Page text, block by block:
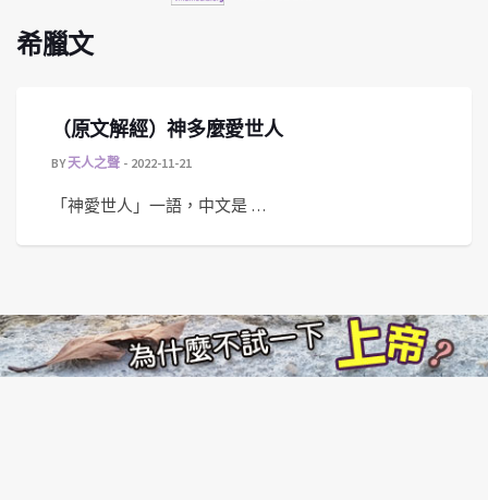
希臘文
（原文解經）神多麼愛世人
BY天人之聲 2022-11-21
「神愛世人」一語，中文是 …